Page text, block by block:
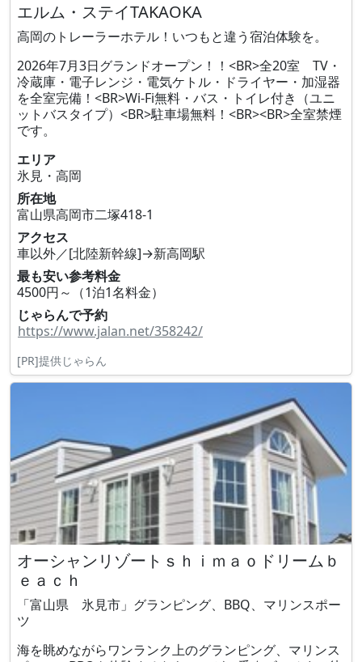
エルム・ステイTAKAOKA
高岡のトレーラーホテル！いつもと違う宿泊体験を。
2026年7月3日グランドオープン！！<BR>全20室 TV・
冷蔵庫・電子レンジ・電気ケトル・ドライヤー・加湿器
を全室完備！<BR>Wi-Fi無料・バス・トイレ付き（ユニ
ットバスタイプ）<BR>駐車場無料！<BR><BR>全室禁煙
です。
エリア
氷見・高岡
所在地
富山県高岡市二塚418‐1
アクセス
車以外／[北陸新幹線]→新高岡駅
最も安い参考料金
4500円～（1泊1名料金）
じゃらんで予約
https://www.jalan.net/358242/
[PR]提供じゃらん
オーシャンリゾートｓｈｉｍａｏドリームｂ
ｅａｃｈ
「富山県 氷見市」グランピング、BBQ、マリンスポー
ツ
海を眺めながらワンランク上のグランピング、マリンス